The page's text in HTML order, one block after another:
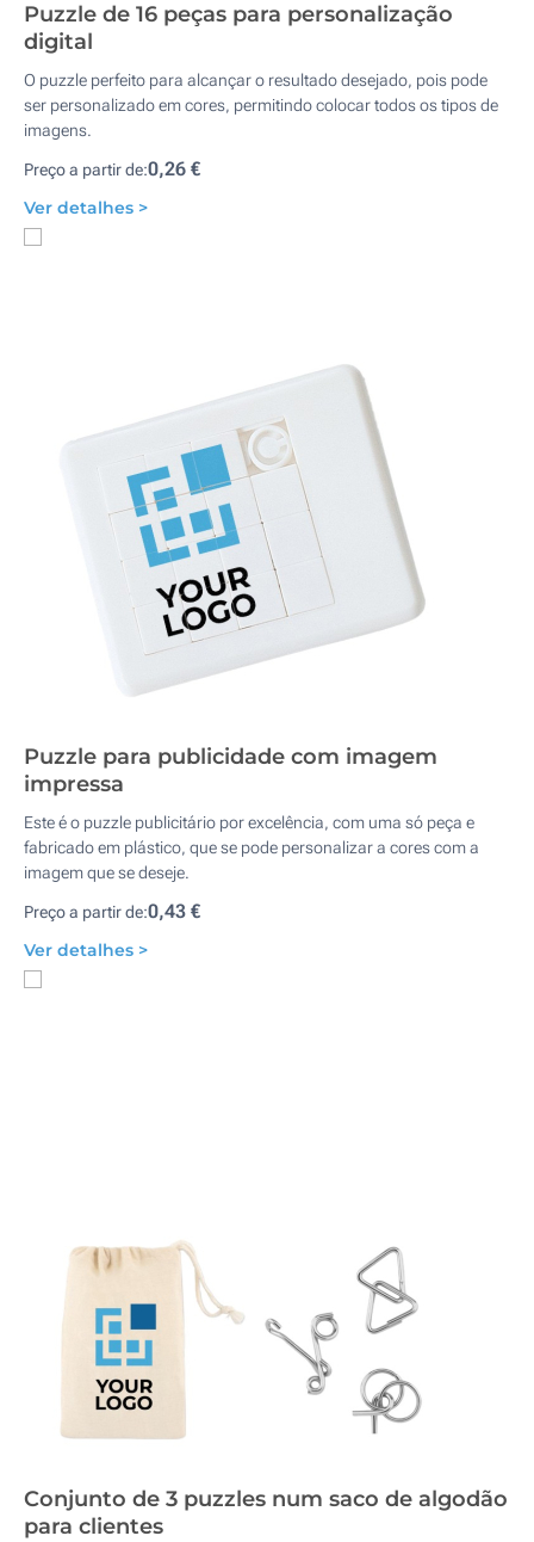
Puzzle de 16 peças para personalização
digital
O puzzle perfeito para alcançar o resultado desejado, pois pode
ser personalizado em cores, permitindo colocar todos os tipos de
imagens.
Preço a partir de:0,26 €
Ver detalhes >
Puzzle para publicidade com imagem
impressa
Este é o puzzle publicitário por excelência, com uma só peça e
fabricado em plástico, que se pode personalizar a cores com a
imagem que se deseje.
Preço a partir de:0,43 €
Ver detalhes >
Conjunto de 3 puzzles num saco de algodão
para clientes